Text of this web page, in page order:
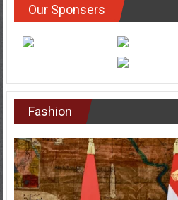
Our Sponsers
Fashion